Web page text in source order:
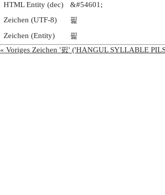
HTML Entity (dec)
&#54601;
Zeichen (UTF-8)
핉
Zeichen (Entity)
핉
« Voriges Zeichen '핈' ('HANGUL SYLLABLE